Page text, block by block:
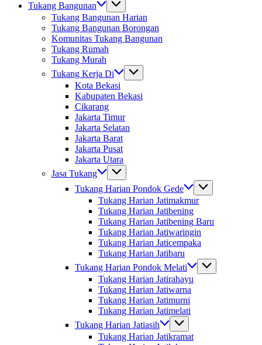
Tukang Bangunan
Tukang Bangunan Harian
Tukang Bangunan Borongan
Komunitas Tukang Bangunan
Tukang Rumah
Tukang Murah
Tukang Kerja Di
Kota Bekasi
Kabupaten Bekasi
Cikarang
Jakarta Timur
Jakarta Selatan
Jakarta Barat
Jakarta Pusat
Jakarta Utara
Jasa Tukang
Tukang Harian Pondok Gede
Tukang Harian Jatimakmur
Tukang Harian Jatibening
Tukang Harian Jatibening Baru
Tukang Harian Jatiwaringin
Tukang Harian Jaticempaka
Tukang Harian Jatibaru
Tukang Harian Pondok Melati
Tukang Harian Jatirahayu
Tukang Harian Jatiwarna
Tukang Harian Jatimurni
Tukang Harian Jatimelati
Tukang Harian Jatiasih
Tukang Harian Jatikramat